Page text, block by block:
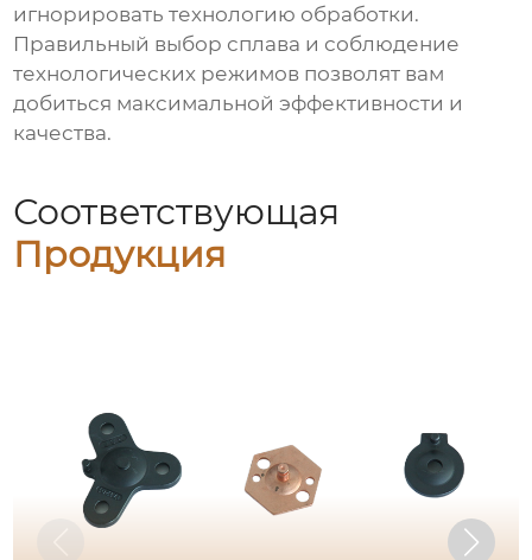
игнорировать технологию обработки.
Правильный выбор сплава и соблюдение
технологических режимов позволят вам
добиться максимальной эффективности и
качества.
Соответствующая
Продукция